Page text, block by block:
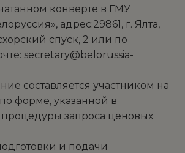
конверте в ГМУ
адрес:29861, г. Ялта,
спуск, 2 или по
secretary@belorussia-
составляется участником на
форме, указанной в
запроса ценовых
и подачи